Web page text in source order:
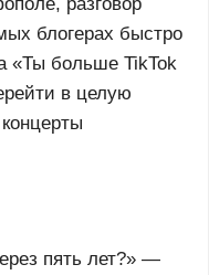
блогерах быстро
«Ты больше TikTok
в целую
пять лет?» —